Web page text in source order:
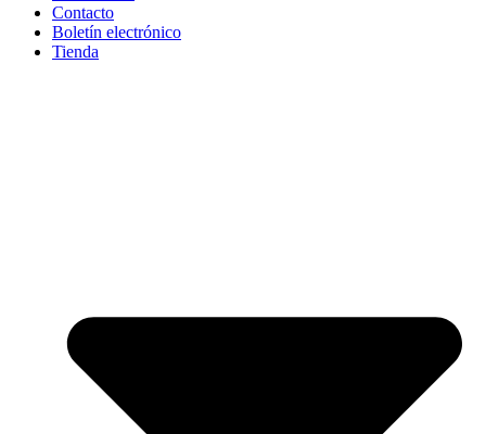
Contacto
Boletín electrónico
Tienda